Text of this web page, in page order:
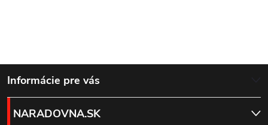
c
i
e
v
n
Z
á
Informácie pre vás
NARADOVNA.SK